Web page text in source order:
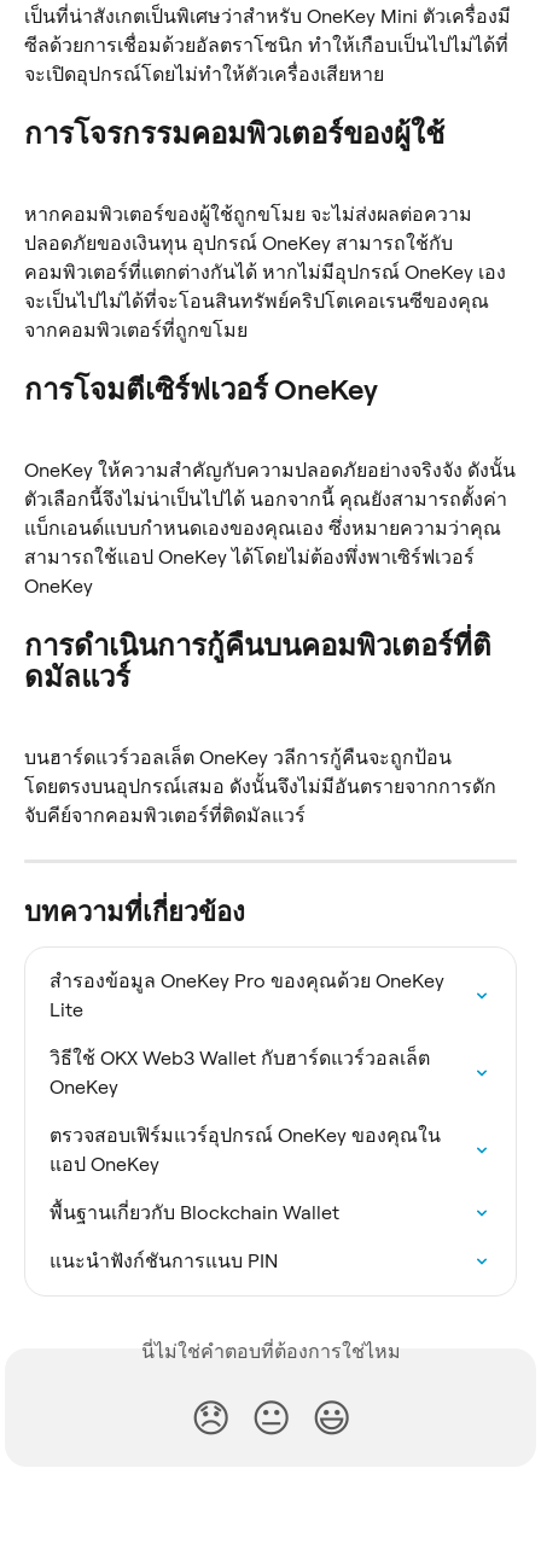
เป็นที่น่าสังเกตเป็นพิเศษว่าสำหรับ OneKey Mini ตัวเครื่องมี
ซีลด้วยการเชื่อมด้วยอัลตราโซนิก ทำให้เกือบเป็นไปไม่ได้ที่
จะเปิดอุปกรณ์โดยไม่ทำให้ตัวเครื่องเสียหาย
การโจรกรรมคอมพิวเตอร์ของผู้ใช้
หากคอมพิวเตอร์ของผู้ใช้ถูกขโมย จะไม่ส่งผลต่อความ
ปลอดภัยของเงินทุน อุปกรณ์ OneKey สามารถใช้กับ
คอมพิวเตอร์ที่แตกต่างกันได้ หากไม่มีอุปกรณ์ OneKey เอง
จะเป็นไปไม่ได้ที่จะโอนสินทรัพย์คริปโตเคอเรนซีของคุณ
จากคอมพิวเตอร์ที่ถูกขโมย
การโจมตีเซิร์ฟเวอร์ OneKey
OneKey ให้ความสำคัญกับความปลอดภัยอย่างจริงจัง ดังนั้น
ตัวเลือกนี้จึงไม่น่าเป็นไปได้ นอกจากนี้ คุณยังสามารถตั้งค่า
แบ็กเอนด์แบบกำหนดเองของคุณเอง ซึ่งหมายความว่าคุณ
สามารถใช้แอป OneKey ได้โดยไม่ต้องพึ่งพาเซิร์ฟเวอร์
OneKey
การดำเนินการกู้คืนบนคอมพิวเตอร์ที่ติ
ดมัลแวร์
บนฮาร์ดแวร์วอลเล็ต OneKey วลีการกู้คืนจะถูกป้อน
โดยตรงบนอุปกรณ์เสมอ ดังนั้นจึงไม่มีอันตรายจากการดัก
จับคีย์จากคอมพิวเตอร์ที่ติดมัลแวร์
บทความที่เกี่ยวข้อง
สํารองข้อมูล OneKey Pro ของคุณด้วย OneKey
Lite
วิธีใช้ OKX Web3 Wallet กับฮาร์ดแวร์วอลเล็ต
OneKey
ตรวจสอบเฟิร์มแวร์อุปกรณ์ OneKey ของคุณใน
แอป OneKey
พื้นฐานเกี่ยวกับ Blockchain Wallet
แนะนําฟังก์ชันการแนบ PIN
นี่ไม่ใช่คำตอบที่ต้องการใช่ไหม
😞 😐 😃